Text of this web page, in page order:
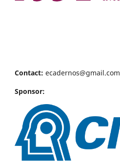
Contact: ecadernos@gmail.com
Sponsor: